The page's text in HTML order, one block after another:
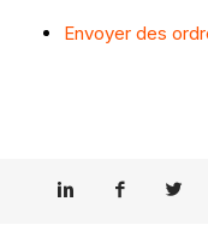
Envoyer des